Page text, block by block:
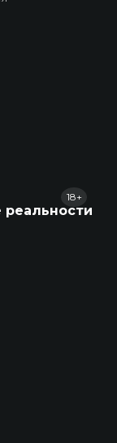
реальности
18+